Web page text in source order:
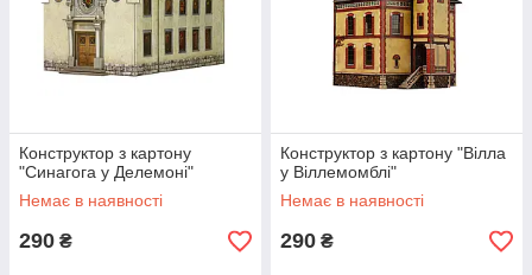
Конструктор з картону
"Синагога у Делемоні"
Немає в наявності
290 ₴
Конструктор з картону "Вілла
у Віллемомблі"
Немає в наявності
290 ₴